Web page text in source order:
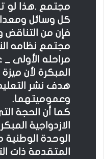
مجتمع .هذا لو
كل وسائل
فإن من التناقض
مجتمع نظامه
مراحله الأولى _
المبكرة لأن
هدف نشر
وعموميتهما.
كما أن الحجة
الازدواجية
الوحدة الوطنية
المتقدمة ذات